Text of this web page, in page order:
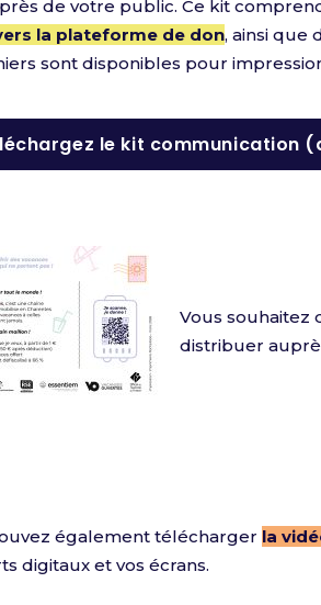
de votre public. Ce kit
la plateforme de don, ainsi que
sont disponibles pour
le kit communication
Vous souhaitez
distribuer
également télécharger la
digitaux et vos écrans.